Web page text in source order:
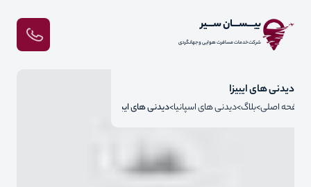
بیـــســـان ســـیر
شرکت خدمات مسافرت هوایی و جهانگردی
دیدنی های ایبیزا
صفحه اصلی بلاگ دیدنی های اسپانیا دیدنی های ایبیزا